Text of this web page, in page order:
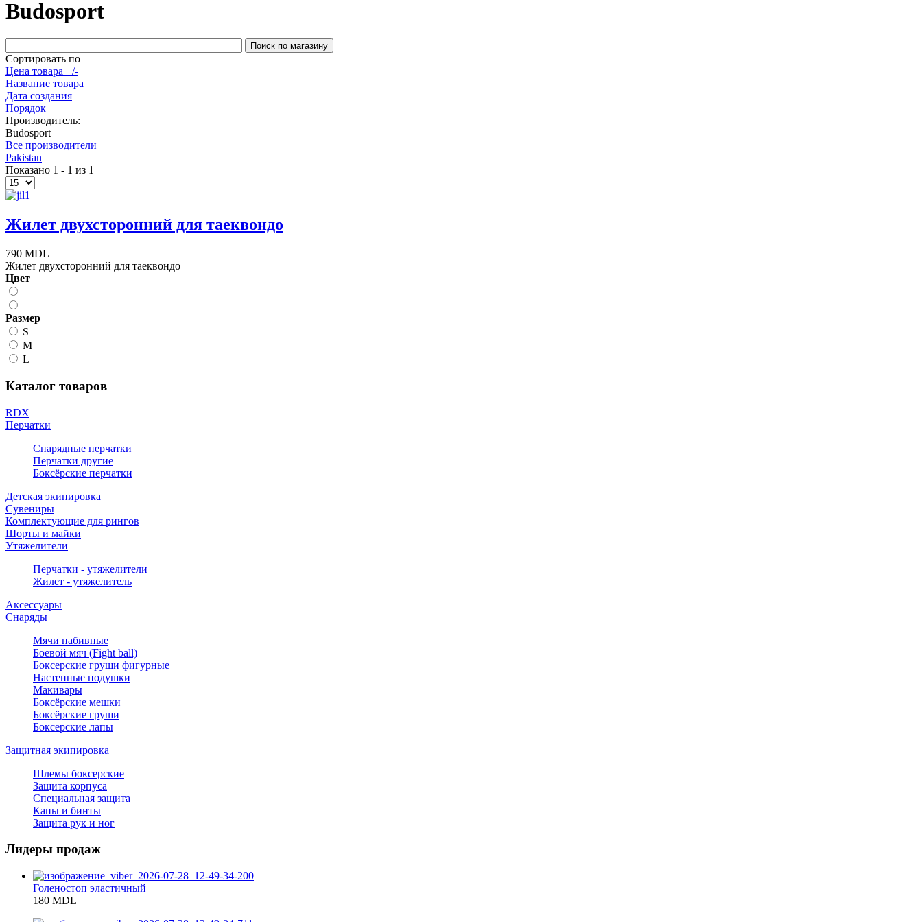
Budosport
Сортировать по
Цена товара +/-
Название товара
Дата создания
Порядок
Производитель:
Budosport
Все производители
Pakistan
Показано 1 - 1 из 1
Жилет двухсторонний для таеквондо
790 MDL
Жилет двухсторонний для таеквондо
Цвет
Размер
S
M
L
Каталог товаров
RDX
Перчатки
Снарядные перчатки
Перчатки другие
Боксёрские перчатки
Детская экипировка
Сувениры
Комплектующие для рингов
Шорты и майки
Утяжелители
Перчатки - утяжелители
Жилет - утяжелитель
Аксессуары
Снаряды
Мячи набивные
Боевой мяч (Fight ball)
Боксерские груши фигурные
Настенные подушки
Макивары
Боксёрские мешки
Боксёрские груши
Боксерские лапы
Защитная экипировка
Шлемы боксерские
Защита корпуса
Специальная защита
Капы и бинты
Защита рук и ног
Лидеры продаж
Голеностоп эластичный
180 MDL